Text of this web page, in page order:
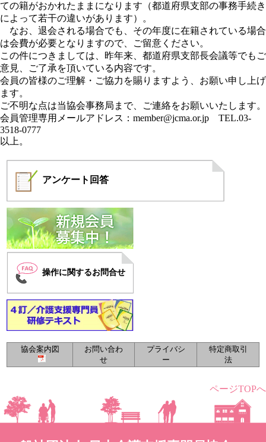
ての籍がおかれたままになります（都道府県支部の事務手続き
によって若干の違いがあります）。
なお、退会される場合でも、その年度に在籍されている場合
は会費が必要となりますので、ご留意ください。
この件につきましては、昨年来、都道府県支部長会議等でもご
意見、ご了承を頂いている内容です。
会員の皆様のご理解・ご協力を賜りますよう、お願い申し上げ
ます。
ご不明な点は当協会事務局まで、ご連絡をお願いいたします。
会員管理専用メールアドレス： member@jcma.or.jp TEL.03-
3518-0777
以上。
アンケート 回答
操作に関するお問合せ
ページTOPへ
協会案内図
お問い合わ
せ
プライバシ
ー
特定商取引
法